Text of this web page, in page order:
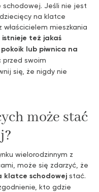
Jeśli nie jest
na klatce
mieszkania
istnieje też jakaś
lub piwnica na
swoim
się, że nigdy nie
może stać
wielorodzinnym z
może się zdarzyć, że
klatce schodowej stać.
kto gdzie